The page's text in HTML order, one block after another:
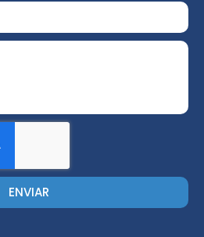
ENVIAR